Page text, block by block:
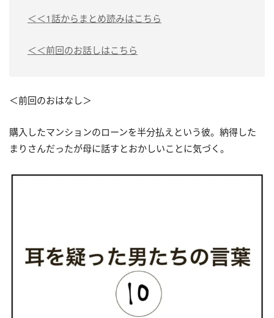
＜＜1話からまとめ読みはこちら
＜＜前回のお話しはこちら
＜前回のおはなし＞
購入したマンションのローンを半分払えという彼。納得した
まりさんだったが母に話すとおかしいことに気づく。